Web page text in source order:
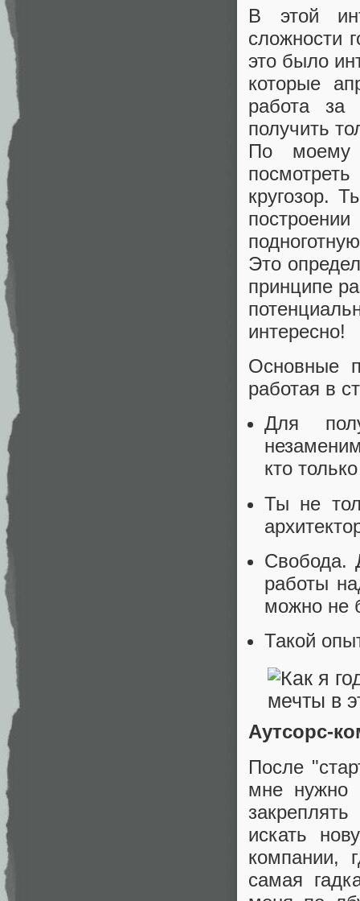
В этой
сложности
это было
которые
работа
получить
По моему
кругозор.
Это
принципе
интересно!
Основные
работая в
Для
кто
Ты не
Свобода.
работы
можно не
Такой
Аутсорс-
После
мне нужно
искать
компании,
самая